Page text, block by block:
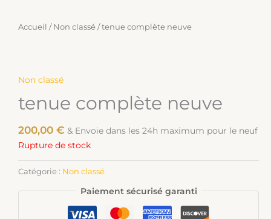
Accueil / Non classé / tenue complète neuve
Non classé
tenue complète neuve
200,00 € & Envoie dans les 24h maximum pour le neuf
Rupture de stock
Catégorie : Non classé
Paiement sécurisé garanti